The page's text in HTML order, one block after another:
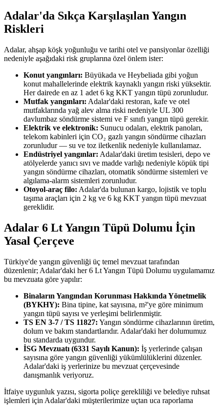
Adalar'da Sıkça Karşılaşılan Yangın
Riskleri
Adalar, ahşap köşk yoğunluğu ve tarihi otel ve pansiyonlar özelliği
nedeniyle aşağıdaki risk gruplarına özel önlem ister:
Konut yangınları: Büyükada ve Heybeliada gibi yoğun
konut mahallelerinde elektrik kaynaklı yangın riski yüksektir.
Her dairede en az 1 adet 6 kg KKT yangın tüpü zorunludur.
Mutfak yangınları: Adalar'daki restoran, kafe ve otel
mutfaklarında yağ alev alma riski nedeniyle UL 300
davlumbaz söndürme sistemi ve F sınıfı yangın tüpü gerekir.
Elektrik ve elektronik: Sunucu odaları, elektrik panoları,
telekom kabinleri için CO₂ gazlı yangın söndürme cihazları
zorunludur — su ve toz iletkenlik nedeniyle kullanılamaz.
Endüstriyel yangınlar: Adalar'daki üretim tesisleri, depo ve
atölyelerde yanıcı sıvı ve madde varlığı nedeniyle köpük tipi
yangın söndürme cihazları, otomatik söndürme sistemleri ve
algılama-alarm sistemleri zorunludur.
Otoyol-araç filo: Adalar'da bulunan kargo, lojistik ve toplu
taşıma araçları için 2 kg ve 6 kg KKT yangın tüpü mevzuat
gereklidir.
Adalar 6 Lt Yangın Tüpü Dolumu İçin
Yasal Çerçeve
Türkiye'de yangın güvenliği üç temel mevzuat tarafından
düzenlenir; Adalar'daki her 6 Lt Yangın Tüpü Dolumu uygulamamız
bu mevzuata göre yapılır:
Binaların Yangından Korunması Hakkında Yönetmelik
(BYKHY): Bina tipine, kat sayısına, m²'ye göre minimum
yangın tüpü sayısı ve yerleşimi belirlenmiştir.
TS EN 3-7 / TS 11827: Yangın söndürme cihazlarının üretim,
dolum ve bakım standartlarıdır. Adalar'daki her dolumumuz
bu standarda uygundur.
İSG Mevzuatı (6331 Sayılı Kanun): İş yerlerinde çalışan
sayısına göre yangın güvenliği yükümlülüklerini düzenler.
Adalar'daki iş yerlerinize bu mevzuat çerçevesinde
danışmanlık veriyoruz.
İtfaiye uygunluk yazısı, sigorta poliçe gerekliliği ve belediye ruhsat
işlemleri için Adalar'daki müşterilerimize uçtan uca raporlama